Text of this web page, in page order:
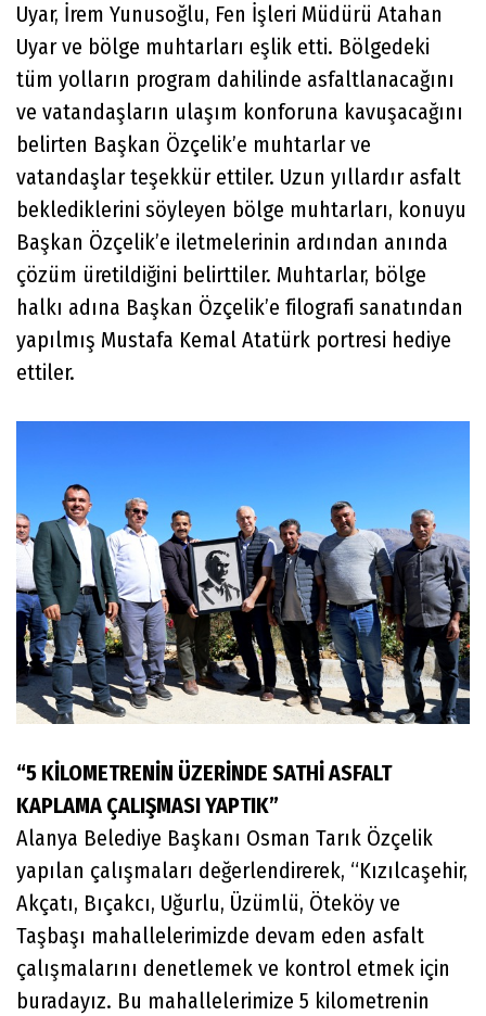
Uyar, İrem Yunusoğlu, Fen İşleri Müdürü Atahan
Uyar ve bölge muhtarları eşlik etti. Bölgedeki
tüm yolların program dahilinde asfaltlanacağını
ve vatandaşların ulaşım konforuna kavuşacağını
belirten Başkan Özçelik’e muhtarlar ve
vatandaşlar teşekkür ettiler. Uzun yıllardır asfalt
beklediklerini söyleyen bölge muhtarları, konuyu
Başkan Özçelik’e iletmelerinin ardından anında
çözüm üretildiğini belirttiler. Muhtarlar, bölge
halkı adına Başkan Özçelik’e filografi sanatından
yapılmış Mustafa Kemal Atatürk portresi hediye
ettiler.
“5 KİLOMETRENİN ÜZERİNDE SATHİ ASFALT
KAPLAMA ÇALIŞMASI YAPTIK”
Alanya Belediye Başkanı Osman Tarık Özçelik
yapılan çalışmaları değerlendirerek, “Kızılcaşehir,
Akçatı, Bıçakcı, Uğurlu, Üzümlü, Öteköy ve
Taşbaşı mahallelerimizde devam eden asfalt
çalışmalarını denetlemek ve kontrol etmek için
buradayız. Bu mahallelerimize 5 kilometrenin